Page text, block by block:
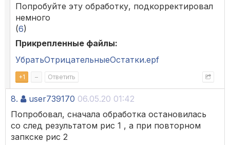
Попробуйте эту обработку, подкорректировал
немного
(6)
Прикрепленные файлы:
УбратьОтрицательныеОстатки.epf
+1 – Ответить
8. user739170 06.05.20 01:42
Попробовал, сначала обработка остановилась
со след результатом рис 1 , а при повторном
запкске рис 2